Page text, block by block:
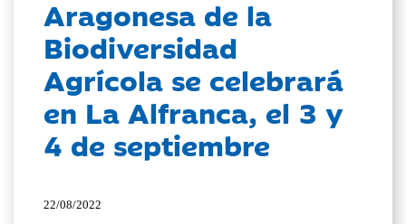
Aragonesa de la
Biodiversidad
Agrícola se celebrará
en La Alfranca, el 3 y
4 de septiembre
22/08/2022